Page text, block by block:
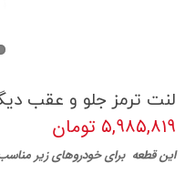
لنت ترمز جلو و عقب
۵,۹۸۵,۸۱۹ تومان
این قطعه برای خودروهای زیر